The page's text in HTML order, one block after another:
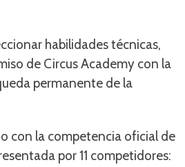
habilidades técnicas,
de Circus Academy con la
permanente de la
con la competencia oficial de
por 11 competidores: